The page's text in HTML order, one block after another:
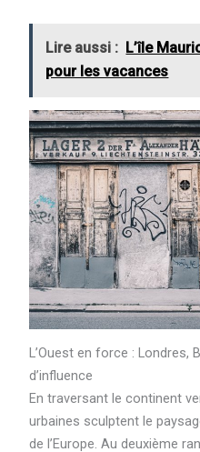
Lire aussi : L’île
pour les vacances
L’Ouest en force : Londres,
d’influence
En traversant le continent
urbaines sculptent le
de l’Europe. Au deuxième